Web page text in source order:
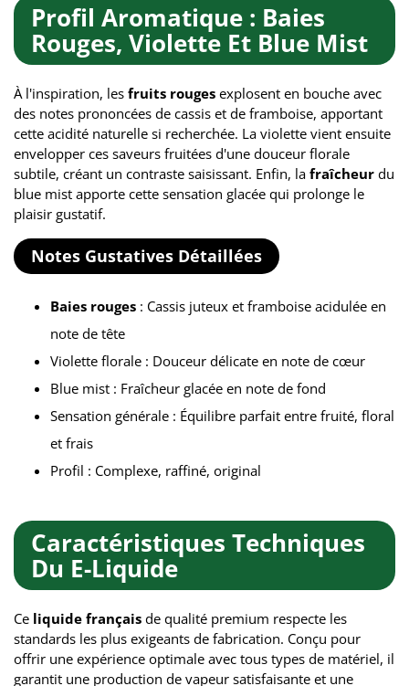
Profil Aromatique : Baies
Rouges, Violette Et Blue Mist
À l'inspiration, les fruits rouges explosent en bouche avec
des notes prononcées de cassis et de framboise, apportant
cette acidité naturelle si recherchée. La violette vient ensuite
envelopper ces saveurs fruitées d'une douceur florale
subtile, créant un contraste saisissant. Enfin, la fraîcheur du
blue mist apporte cette sensation glacée qui prolonge le
plaisir gustatif.
Notes Gustatives Détaillées
Baies rouges : Cassis juteux et framboise acidulée en
note de tête
Violette florale : Douceur délicate en note de cœur
Blue mist : Fraîcheur glacée en note de fond
Sensation générale : Équilibre parfait entre fruité, floral
et frais
Profil : Complexe, raffiné, original
Caractéristiques Techniques
Du E-Liquide
Ce liquide français de qualité premium respecte les
standards les plus exigeants de fabrication. Conçu pour
offrir une expérience optimale avec tous types de matériel, il
garantit une production de vapeur satisfaisante et une